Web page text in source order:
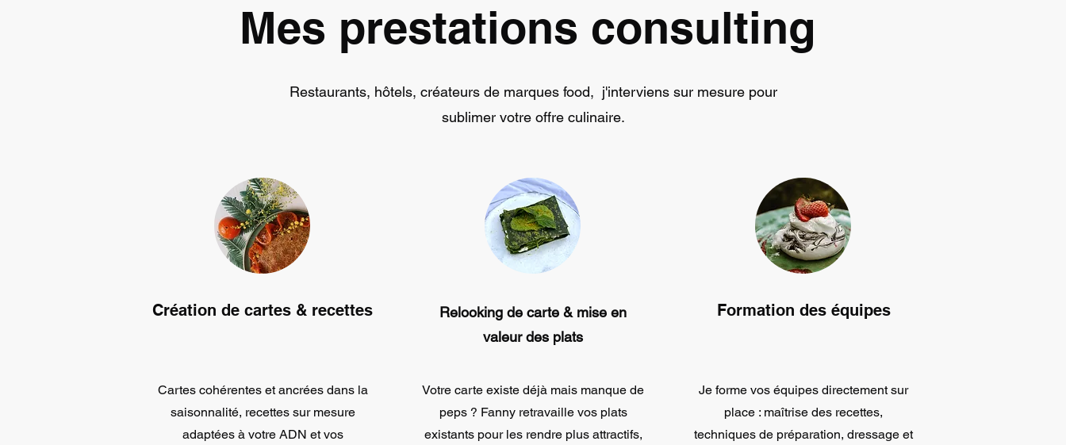
Mes prestations consulting
Restaurants, hôtels, créateurs de marques food, j'interviens sur mesure pour
sublimer votre offre culinaire.
Création de cartes & recettes
Cartes cohérentes et ancrées dans la
saisonnalité, recettes sur mesure
adaptées à votre ADN et vos
Relooking de carte & mise en
valeur des plats
Votre carte existe déjà mais manque de
peps ? Fanny retravaille vos plats
existants pour les rendre plus attractifs,
Formation des équipes​
Je forme vos équipes directement sur
place : maîtrise des recettes,
techniques de préparation, dressage et